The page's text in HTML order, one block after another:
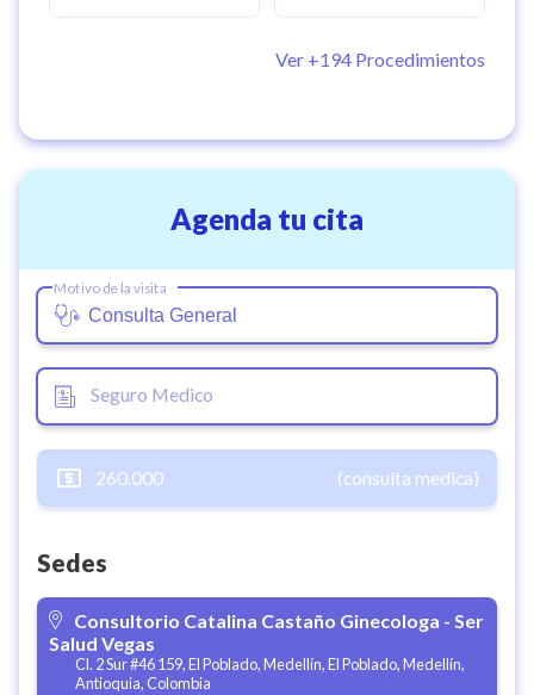
Ver +194 Procedimientos
Agenda tu cita
Motivo de la visita
Seguro Medico
260.000 (consulta medica)
Sedes
Consultorio Catalina Castaño Ginecologa - Ser
Salud Vegas
Cl. 2 Sur #46 159, El Poblado, Medellín, El Poblado, Medellín,
Antioquia, Colombia